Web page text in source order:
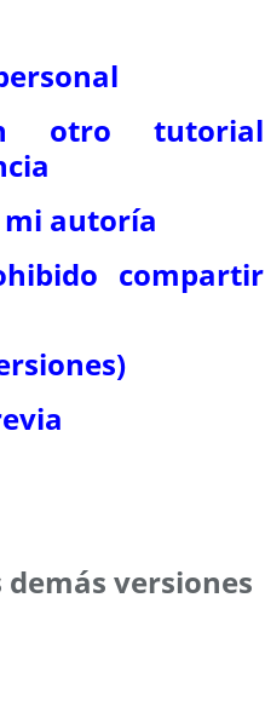
otro tutorial
mi autoría
compartir
versiones